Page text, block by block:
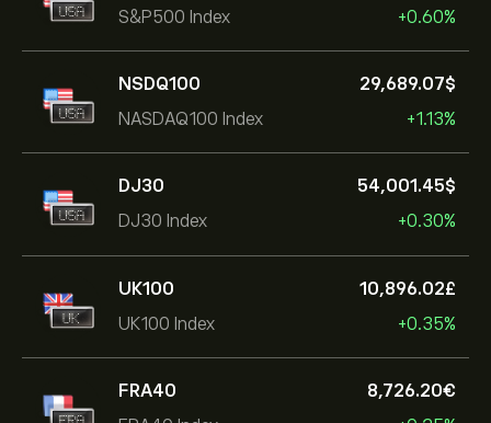
S&P500 Index
+0.60%
NSDQ100
NASDAQ100 Index
29,689.07‎$‎
+1.13%
DJ30
DJ30 Index
54,001.45‎$‎
+0.30%
UK100
UK100 Index
10,896.02‎£‎
+0.35%
FRA40
8,726.20‎€‎